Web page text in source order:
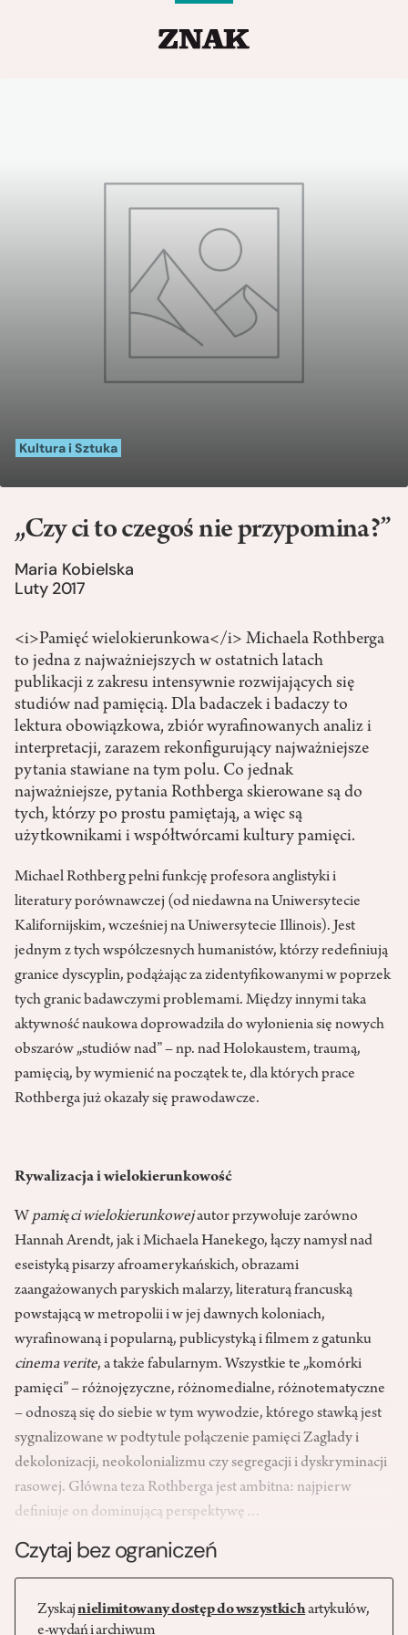
Kultura i Sztuka
„Czy ci to czegoś nie przypomina?”
Maria Kobielska
Luty 2017
<i>Pamięć wielokierunkowa</i> Michaela Rothberga
to jedna z najważniejszych w ostatnich latach
publikacji z zakresu intensywnie rozwijających się
studiów nad pamięcią. Dla badaczek i badaczy to
lektura obowiązkowa, zbiór wyrafinowanych analiz i
interpretacji, zarazem rekonfigurujący najważniejsze
pytania stawiane na tym polu. Co jednak
najważniejsze, pytania Rothberga skierowane są do
tych, którzy po prostu pamiętają, a więc są
użytkownikami i współtwórcami kultury pamięci.
Michael Rothberg pełni funkcję profesora anglistyki i
literatury porównawczej (od niedawna na Uniwersytecie
Kalifornijskim, wcześniej na Uniwersytecie Illinois). Jest
jednym z tych współczesnych humanistów, którzy redefiniują
granice dyscyplin, podążając za zidentyfikowanymi w poprzek
tych granic badawczymi problemami. Między innymi taka
aktywność naukowa doprowadziła do wyłonienia się nowych
obszarów „studiów nad” – np. nad Holokaustem, traumą,
pamięcią, by wymienić na początek te, dla których prace
Rothberga już okazały się prawodawcze.
Rywalizacja i wielokierunkowość
W pamięci wielokierunkowejautor przywołuje zarówno
Hannah Arendt, jak i Michaela Hanekego, łączy namysł nad
eseistyką pisarzy afroamerykańskich, obrazami
zaangażowanych paryskich malarzy, literaturą francuską
powstającą w metropolii i w jej dawnych koloniach,
wyrafinowaną i popularną, publicystyką i filmem z gatunku
cinema verite, a także fabularnym. Wszystkie te „komórki
pamięci” – różnojęzyczne, różnomedialne, różnotematyczne
– odnoszą się do siebie w tym wywodzie, którego stawką jest
sygnalizowane w podtytule połączenie pamięci Zagłady i
dekolonizacji, neokolonializmu czy segregacji i dyskryminacji
rasowej. Główna teza Rothberga jest ambitna: najpierw
definiuje on dominującą perspektywę…
Czytaj bez ograniczeń
Zyskajnielimitowany dostęp do wszystkichartykułów,
e-wydań i archiwum